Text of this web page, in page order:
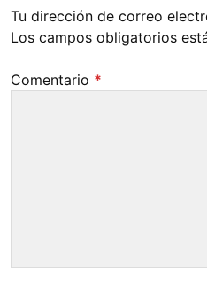
Tu dirección de correo
Los campos obligatorios
Comentario *